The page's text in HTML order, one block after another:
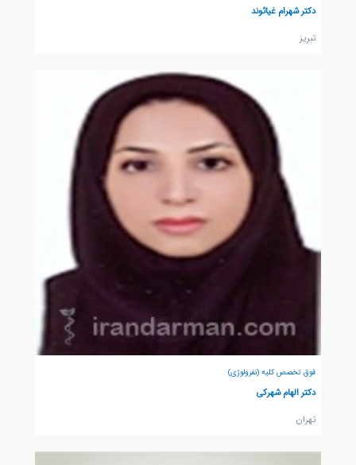
دکتر شهرام غیاثوند
تبريز
فوق تخصص کلیه (نفرولوژی)
دکتر الهام شهرکی
تهران